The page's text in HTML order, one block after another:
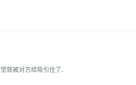
就被对方给吸引住了..